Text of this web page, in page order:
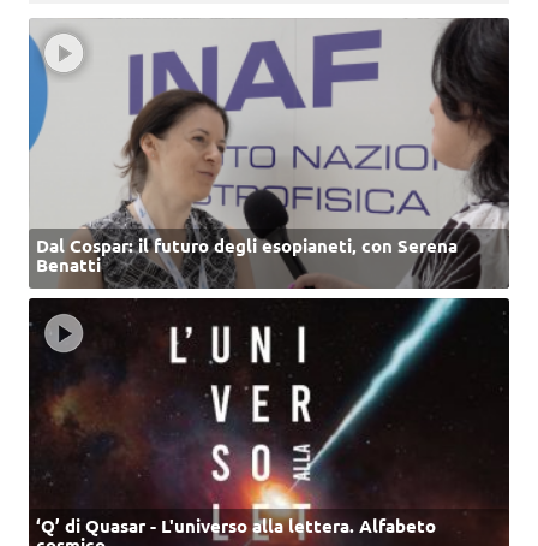
Dal Cospar: il futuro degli esopianeti, con Serena
Benatti
‘Q’ di Quasar - L'universo alla lettera. Alfabeto